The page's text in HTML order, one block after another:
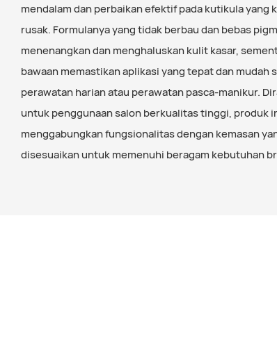
mendalam dan perbaikan efektif pada kutikula yang
rusak. Formulanya yang tidak berbau dan bebas
menenangkan dan menghaluskan kulit kasar,
bawaan memastikan aplikasi yang tepat dan mudah
perawatan harian atau perawatan pasca-manikur.
untuk penggunaan salon berkualitas tinggi, produk
menggabungkan fungsionalitas dengan kemasan
disesuaikan untuk memenuhi beragam kebutuhan